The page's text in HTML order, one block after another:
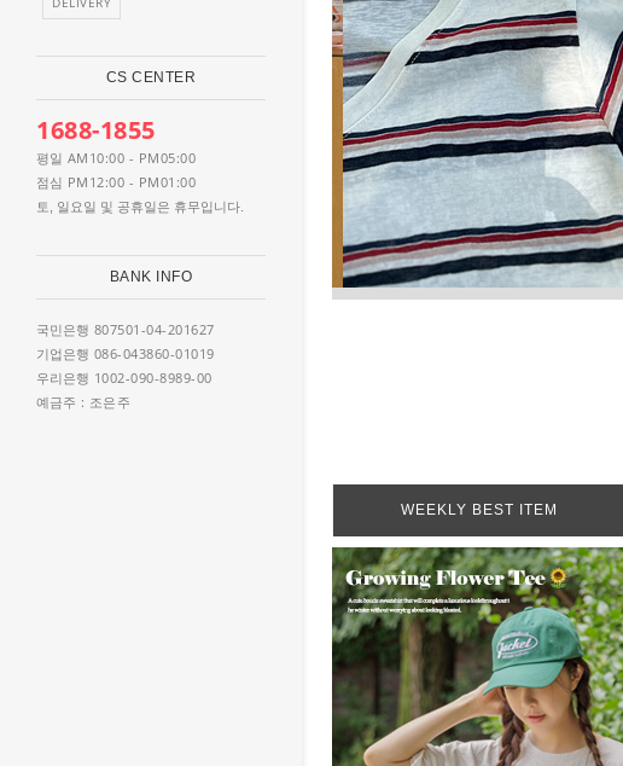
CS CENTER
1688-1855
평일 AM10:00 - PM05:00
점심 PM12:00 - PM01:00
토, 일요일 및 공휴일은 휴무입니다.
BANK INFO
국민은행 807501-04-201627
기업은행 086-043860-01019
우리은행 1002-090-8989-00
예금주 : 조은주
WEEKLY BEST ITEM